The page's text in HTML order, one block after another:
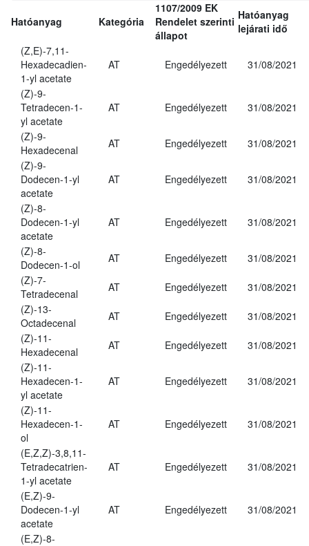
Hatóanyag Kategória
1107/2009 EK
Rendelet szerinti
állapot
Hatóanyag
lejárati idő
(Z,E)-7,11-
Hexadecadien-
1-yl acetate
AT Engedélyezett 31/08/2021
(Z)-9-
Tetradecen-1-
yl acetate
AT Engedélyezett 31/08/2021
(Z)-9-
Hexadecenal
AT Engedélyezett
31/08/2021
(Z)-9-
Dodecen-1-yl
acetate
AT Engedélyezett 31/08/2021
(Z)-8-
Dodecen-1-yl
acetate
AT Engedélyezett 31/08/2021
(Z)-8-
Dodecen-1-ol
AT Engedélyezett
31/08/2021
(Z)-7-
Tetradecenal
AT Engedélyezett
31/08/2021
(Z)-13-
Octadecenal
AT Engedélyezett
31/08/2021
(Z)-11-
Hexadecenal
AT Engedélyezett
31/08/2021
(Z)-11-
Hexadecen-1-
yl acetate
AT Engedélyezett 31/08/2021
(Z)-11-
Hexadecen-1-
ol
AT Engedélyezett 31/08/2021
(E,Z,Z)-3,8,11-
Tetradecatrien-
1-yl acetate
AT Engedélyezett 31/08/2021
(E,Z)-9-
Dodecen-1-yl
acetate
AT Engedélyezett 31/08/2021
(E,Z)-8-